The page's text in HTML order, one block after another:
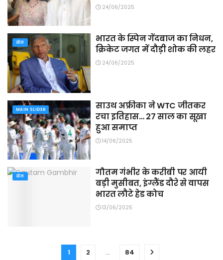
24/06/2025
खेल
भारत के स्पिन गेंदबाज का निधन,
क्रिकेट जगत में दौड़ी शोक की लहर
24/06/2025
MAIN SLIDER
साउथ अफ्रीका ने WTC जीतकर
रचा इतिहास… 27 साल का सूखा
हुआ समाप्त
14/06/2025
खेल
गौतम गंभीर के करीबी पर आयी
बड़ी मुसीबत, इंग्लैंड दौरे से वापस
भारत लौटे हेड कोच
13/06/2025
1 2 … 84